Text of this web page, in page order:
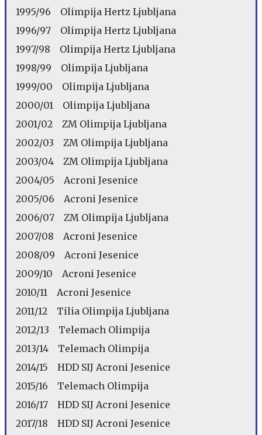
1995/96 Olimpija Hertz Ljubljana
1996/97 Olimpija Hertz Ljubljana
1997/98 Olimpija Hertz Ljubljana
1998/99 Olimpija Ljubljana
1999/00 Olimpija Ljubljana
2000/01 Olimpija Ljubljana
2001/02 ZM Olimpija Ljubljana
2002/03 ZM Olimpija Ljubljana
2003/04 ZM Olimpija Ljubljana
2004/05 Acroni Jesenice
2005/06 Acroni Jesenice
2006/07 ZM Olimpija Ljubljana
2007/08 Acroni Jesenice
2008/09 Acroni Jesenice
2009/10 Acroni Jesenice
2010/11 Acroni Jesenice
2011/12 Tilia Olimpija Ljubljana
2012/13 Telemach Olimpija
2013/14 Telemach Olimpija
2014/15 HDD SIJ Acroni Jesenice
2015/16 Telemach Olimpija
2016/17 HDD SIJ Acroni Jesenice
2017/18 HDD SIJ Acroni Jesenice